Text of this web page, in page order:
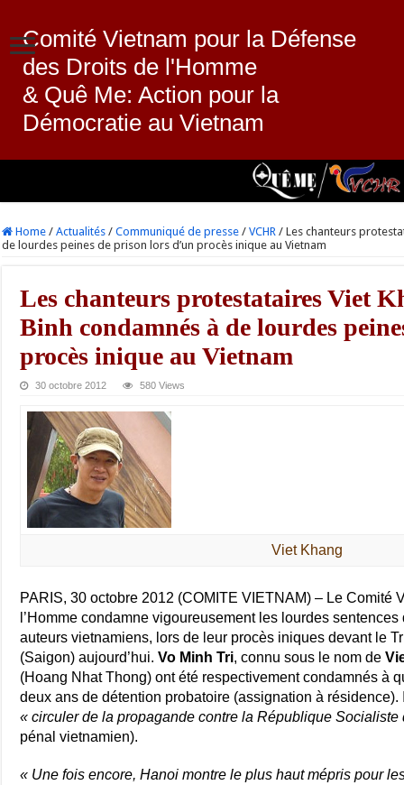
Comité Vietnam pour la Défense
des Droits de l'Homme
& Quê Me: Action pour la
Démocratie au Vietnam
Home / Actualités / Communiqué de presse / VCHR / Les chanteurs
de lourdes peines de prison lors d’un procès inique au Vietnam
Les chanteurs protestataires Viet
Binh condamnés à de lourdes
procès inique au Vietnam
30 octobre 2012 580 Views
Viet Khang
PARIS, 30 octobre 2012 (COMITE VIETNAM) – Le Comité
l’Homme condamne vigoureusement les lourdes
auteurs vietnamiens, lors de leur procès iniques devant le
(Saigon) aujourd’hui.Vo Minh Tri, connu sous le nom de
(Hoang Nhat Thong) ont été respectivement condamnés à
deux ans de détention probatoire (assignation à
« circuler de la propagande contre la République Socialiste
pénal vietnamien).
« Une fois encore, Hanoi montre le plus haut mépris pour